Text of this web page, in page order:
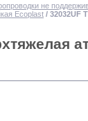
не
Ecoplast / 32032UF